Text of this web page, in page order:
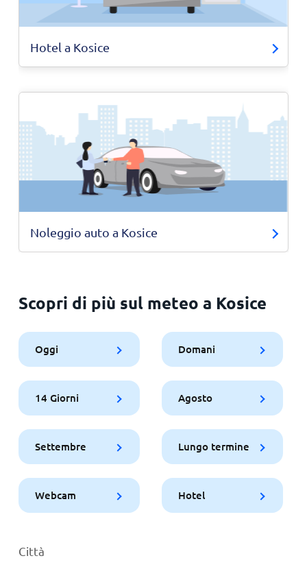
Hotel a Kosice
Noleggio auto a Kosice
Scopri di più sul meteo a Kosice
Oggi Domani
14 Giorni Agosto
Settembre Lungo termine
Webcam Hotel
Città